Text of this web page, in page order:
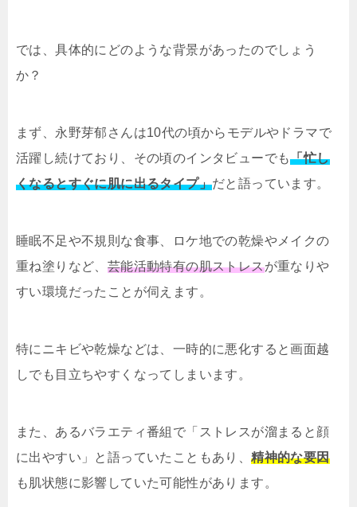
では、具体的にどのような背景があったのでしょう
か？
まず、永野芽郁さんは10代の頃からモデルやドラマで
活躍し続けており、その頃のインタビューでも「忙し
くなるとすぐに肌に出るタイプ」だと語っています。
睡眠不足や不規則な食事、ロケ地での乾燥やメイクの
重ね塗りなど、 芸能活動特有の肌ストレスが重なりや
すい環境だったことが伺えます。
特にニキビや乾燥などは、一時的に悪化すると画面越
しでも目立ちやすくなってしまいます。
また、あるバラエティ番組で「ストレスが溜まると顔
に出やすい」と語っていたこともあり、精神的な要因
も肌状態に影響していた可能性があります。